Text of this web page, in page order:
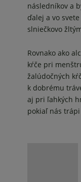
následníkov a
ďalej a vo
slniečkovo
Rovnako ako
kŕče pri
žalúdočných
k dobrému
aj pri ľahkých
pokiaľ nás